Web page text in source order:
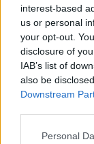
interest-based
us or personal
your opt-out.
disclosure of
IAB’s list of
also be
Downstream
Please note
Personal
#MELLÉKHATÁS